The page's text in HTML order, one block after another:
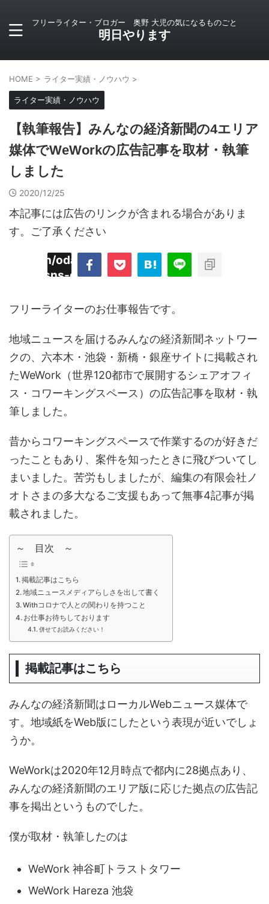
フリーライター・ブロガー 奥野 大児の気になるものごと
明日やります
HOME > ライター実績・ノウハウ >
ライター実績・ノウハウ
【執筆報告】みんなの経済新聞の4エリア
媒体でWeWorkの広告記事を取材・執筆
しました
2020/12/25
本記事には広告のリンクが含まれる場合がありま
す。ご了承ください
odaiji.com/public_html/blog/wp-
sns-count-cache/sns-count-
フリーライターのお仕事報告です。
地域ニュースを届けるみんなの経済新聞ネットワー
クの、六本木・池袋・新橋・銀座サイトに掲載され
たWeWork（世界120都市で展開するシェアオフィ
ス・コワーキングスペース）の広告記事を取材・執
筆しました。
昔からコワーキングスペースで作業するのが好きだ
ったこともあり、案件を知ったときに飛びついてし
まいました。苦労もしましたが、編集の有限会社ノ
オトさまの多大なるご支援もあって無事4記事が掲
載されました。
～ 目次 ～
掲載記事はこちら
地域ニュースメディアらしさを出して書く
Withコロナで人との関わりを持つこと
お仕事お待ちしております
併せてお読みください！
掲載記事はこちら
みんなの経済新聞はローカルWebニュース媒体で
す。地域紙をWeb版にしたという表現が近いでしょ
うか。
WeWorkは2020年12月時点で都内に28拠点あり、
みんなの経済新聞のエリア版に応じた拠点の広告記
事を掲出というものでした。
僕が取材・執筆したのは
WeWork 神谷町トラストタワー
WeWork Hareza 池袋